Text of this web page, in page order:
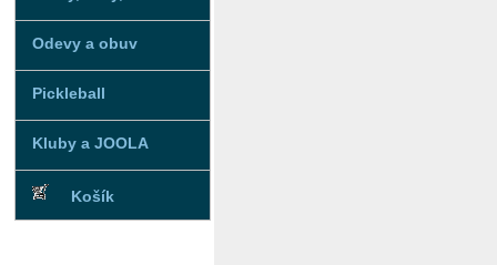
Odevy a obuv
Pickleball
Kluby a JOOLA
Košík